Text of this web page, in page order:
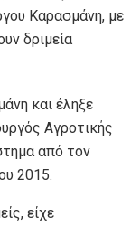
Καρασμάνη, με
δριμεία
και έληξε
Αγροτικής
από τον
2015.
είχε